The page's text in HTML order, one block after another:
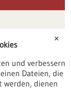
✕
und verbessern
Dateien, die
werden, dienen